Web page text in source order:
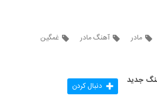
مادر آهنگ مادر غمگین
جدید دنبال کردن